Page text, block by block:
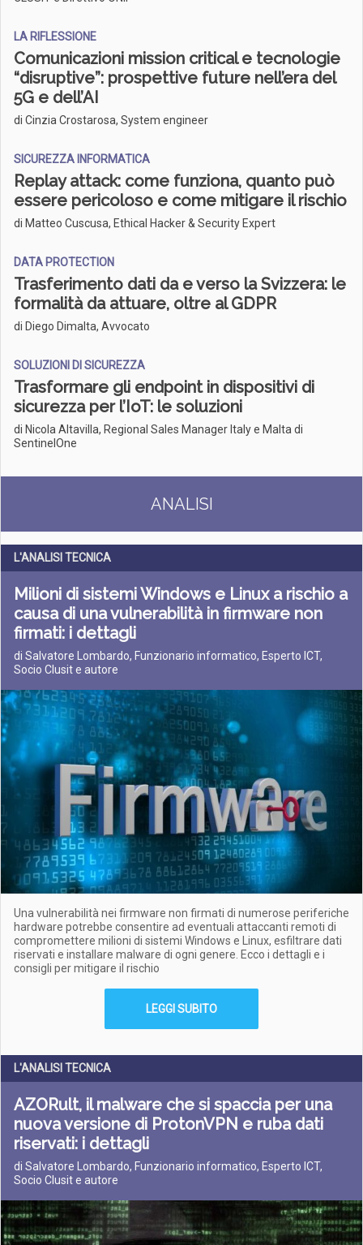
LA RIFLESSIONE
Comunicazioni mission critical e tecnologie
“disruptive”: prospettive future nell’era del
5G e dell’AI
di Cinzia Crostarosa, System engineer
SICUREZZA INFORMATICA
Replay attack: come funziona, quanto può
essere pericoloso e come mitigare il rischio
di Matteo Cuscusa, Ethical Hacker & Security Expert
DATA PROTECTION
Trasferimento dati da e verso la Svizzera: le
formalità da attuare, oltre al GDPR
di Diego Dimalta, Avvocato
SOLUZIONI DI SICUREZZA
Trasformare gli endpoint in dispositivi di
sicurezza per l’IoT: le soluzioni
di Nicola Altavilla, Regional Sales Manager Italy e Malta di
SentinelOne
ANALISI
L'ANALISI TECNICA
Milioni di sistemi Windows e Linux a rischio a
causa di una vulnerabilità in firmware non
firmati: i dettagli
di Salvatore Lombardo, Funzionario informatico, Esperto ICT,
Socio Clusit e autore
Una vulnerabilità nei firmware non firmati di numerose periferiche
hardware potrebbe consentire ad eventuali attaccanti remoti di
compromettere milioni di sistemi Windows e Linux, esfiltrare dati
riservati e installare malware di ogni genere. Ecco i dettagli e i
consigli per mitigare il rischio
LEGGI SUBITO
L'ANALISI TECNICA
AZORult, il malware che si spaccia per una
nuova versione di ProtonVPN e ruba dati
riservati: i dettagli
di Salvatore Lombardo, Funzionario informatico, Esperto ICT,
Socio Clusit e autore